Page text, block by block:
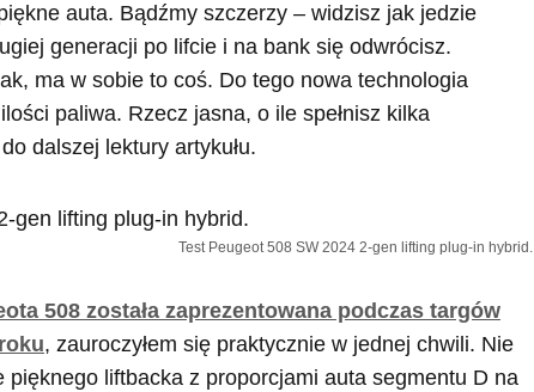
auta. Bądźmy szczerzy – widzisz jak jedzie
generacji po lifcie i na bank się odwrócisz.
ma w sobie to coś. Do tego nowa technologia
paliwa. Rzecz jasna, o ile spełnisz kilka
dalszej lektury artykułu.
Test Peugeot 508 SW 2024 2-gen lifting plug-in hybrid.
508 została zaprezentowana podczas targów
, zauroczyłem się praktycznie w jednej chwili. Nie
pięknego liftbacka z proporcjami auta segmentu D na